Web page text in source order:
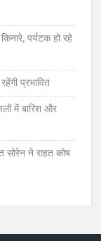
पर्यटक हो रहे
प्रभावित
में बारिश और
सोरेन ने राहत कोष